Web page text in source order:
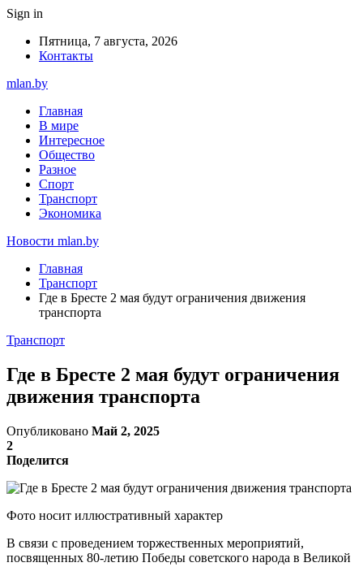
Sign in
Пятница, 7 августа, 2026
Контакты
mlan.by
Главная
В мире
Интересное
Общество
Разное
Спорт
Транспорт
Экономика
Новости mlan.by
Главная
Транспорт
Где в Бресте 2 мая будут ограничения движения
транспорта
Транспорт
Где в Бресте 2 мая будут ограничения
движения транспорта
Опубликовано Май 2, 2025
2
Поделится
Фото носит иллюстративный характер
В связи с проведением торжественных мероприятий,
посвященных 80-летию Победы советского народа в Великой